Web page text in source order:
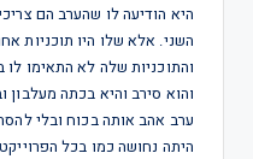
היא הודיעה לו שהערב הם
השני. אלא שלו היו תוכניות
והתוכניות שלה לא התאימו
והוא סירב והיא בכתה מעלבון
ערב אהב אותה בכוח ובלי
היתה נחושה כמו בכל